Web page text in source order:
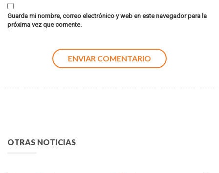
Guarda mi nombre, correo electrónico y web en este navegador para la
próxima vez que comente.
OTRAS NOTICIAS